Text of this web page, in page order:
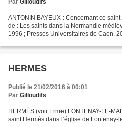
Par Gilloudifs
ANTONIN BAYEUX : Concernant ce
de : Les saints dans la Normandie
1996 ; Presses Universitaires de Caen,
HERMES
Publié le 21/02/2016 à 00:01
Par Gilloudifs
HERMÈS (voir Erme) FONTENAY-LE-
saint Hermès dans l’église de Fontenay-